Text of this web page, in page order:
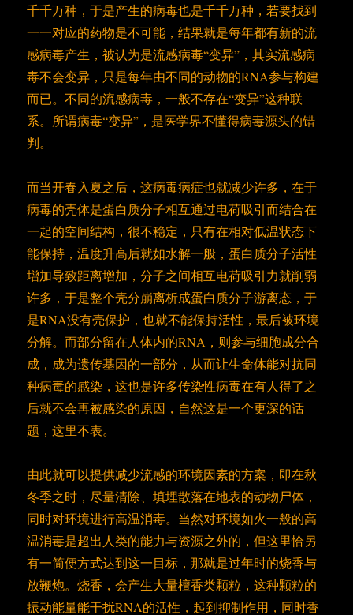
千千万种，于是产生的病毒也是千千万种，若要找到
一一对应的药物是不可能，结果就是每年都有新的流
感病毒产生，被认为是流感病毒“变异”，其实流感病
毒不会变异，只是每年由不同的动物的RNA参与构建
而已。不同的流感病毒，一般不存在“变异”这种联
系。所谓病毒“变异”，是医学界不懂得病毒源头的错
判。
而当开春入夏之后，这病毒病症也就减少许多，在于
病毒的壳体是蛋白质分子相互通过电荷吸引而结合在
一起的空间结构，很不稳定，只有在相对低温状态下
能保持，温度升高后就如水解一般，蛋白质分子活性
增加导致距离增加，分子之间相互电荷吸引力就削弱
许多，于是整个壳分崩离析成蛋白质分子游离态，于
是RNA没有壳保护，也就不能保持活性，最后被环境
分解。而部分留在人体内的RNA，则参与细胞成分合
成，成为遗传基因的一部分，从而让生命体能对抗同
种病毒的感染，这也是许多传染性病毒在有人得了之
后就不会再被感染的原因，自然这是一个更深的话
题，这里不表。
由此就可以提供减少流感的环境因素的方案，即在秋
冬季之时，尽量清除、填埋散落在地表的动物尸体，
同时对环境进行高温消毒。当然对环境如火一般的高
温消毒是超出人类的能力与资源之外的，但这里恰另
有一简便方式达到这一目标，那就是过年时的烧香与
放鞭炮。烧香，会产生大量檀香类颗粒，这种颗粒的
振动能量能干扰RNA的活性，起到抑制作用，同时香